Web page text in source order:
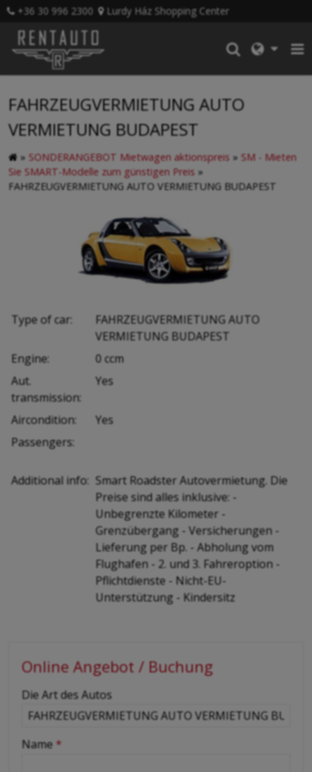
+36 30 996 2300 Lurdy Ház Shopping Center
FAHRZEUGVERMIETUNG AUTO
VERMIETUNG BUDAPEST
» SONDERANGEBOT Mietwagen aktionspreis » SM - Mieten
Sie SMART-Modelle zum günstigen Preis »
FAHRZEUGVERMIETUNG AUTO VERMIETUNG BUDAPEST
Type of car:
FAHRZEUGVERMIETUNG AUTO
VERMIETUNG BUDAPEST
Engine:
0 ccm
Aut.
transmission:
Yes
Aircondition:
Yes
Passengers:
Additional info: Smart Roadster Autovermietung. Die
Preise sind alles inklusive: -
Unbegrenzte Kilometer -
Grenzübergang - Versicherungen -
Lieferung per Bp. - Abholung vom
Flughafen - 2. und 3. Fahreroption -
Pflichtdienste - Nicht-EU-
Unterstützung - Kindersitz
Online Angebot / Buchung
-
-
Die Art des Autos
Name *